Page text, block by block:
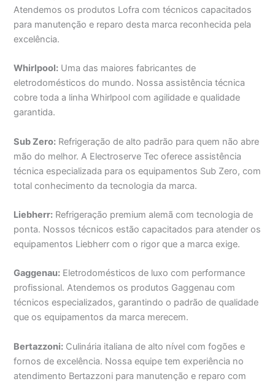
Atendemos os produtos Lofra com técnicos capacitados
para manutenção e reparo desta marca reconhecida pela
excelência.
Whirlpool: Uma das maiores fabricantes de
eletrodomésticos do mundo. Nossa assistência técnica
cobre toda a linha Whirlpool com agilidade e qualidade
garantida.
Sub Zero: Refrigeração de alto padrão para quem não abre
mão do melhor. A Electroserve Tec oferece assistência
técnica especializada para os equipamentos Sub Zero, com
total conhecimento da tecnologia da marca.
Liebherr: Refrigeração premium alemã com tecnologia de
ponta. Nossos técnicos estão capacitados para atender os
equipamentos Liebherr com o rigor que a marca exige.
Gaggenau: Eletrodomésticos de luxo com performance
profissional. Atendemos os produtos Gaggenau com
técnicos especializados, garantindo o padrão de qualidade
que os equipamentos da marca merecem.
Bertazzoni: Culinária italiana de alto nível com fogões e
fornos de excelência. Nossa equipe tem experiência no
atendimento Bertazzoni para manutenção e reparo com